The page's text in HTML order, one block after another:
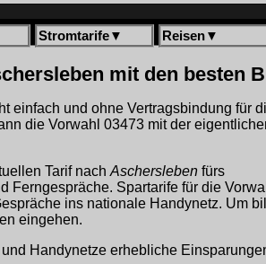
Stromtarife▼ Reisen▼
mit den besten
einfach und ohne Vertragsbindung für
die Vorwahl 03473 mit der
Tarif nach Aschersleben fürs
Ferngespräche. Spartarife für die
ins nationale Handynetz. Um
eingehen.
Handynetze erhebliche